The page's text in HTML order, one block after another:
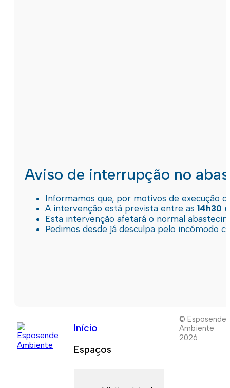
Aviso de interrupção no
Informamos que, por motivos de execução
A intervenção está prevista entre as 14h30
Esta intervenção afetará o normal
Pedimos desde já desculpa pelo incómodo
Início
Espaços
© Esposende
Ambiente
2026